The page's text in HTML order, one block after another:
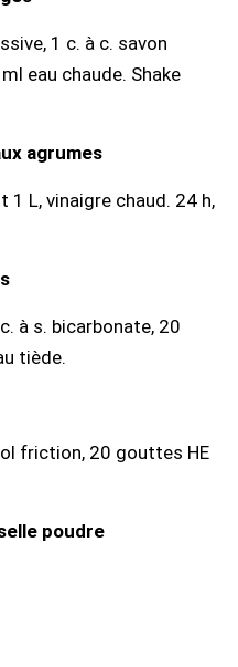
1 c. à c. savon
eau chaude. Shake
agrumes
L, vinaigre chaud. 24 h,
à s. bicarbonate, 20
tiède.
friction, 20 gouttes HE
poudre